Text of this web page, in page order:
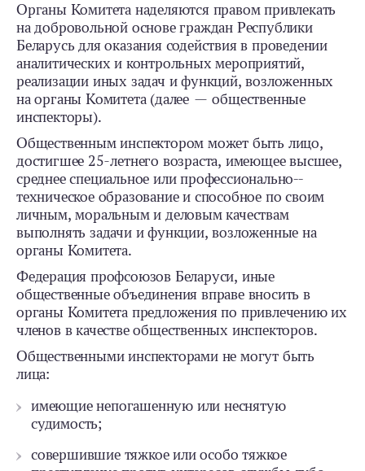
Органы Комитета наделяются правом привлекать
на добровольной основе граждан Республики
Беларусь для оказания содействия в проведении
аналитических и контрольных мероприятий,
реализации иных задач и функций, возложенных
на органы Комитета (далее — общественные
инспекторы).
Общественным инспектором может быть лицо,
достигшее 25‑летнего возраста, имеющее высшее,
среднее специальное или профессионально-­
техническое образование и способное по своим
личным, моральным и деловым качествам
выполнять задачи и функции, возложенные на
органы Комитета.
Федерация профсоюзов Беларуси, иные
общественные объединения вправе вносить в
органы Комитета предложения по привлечению их
членов в качестве общественных инспекторов.
Общественными инспекторами не могут быть
лица:
имеющие непогашенную или неснятую
судимость;
совершившие тяжкое или особо тяжкое